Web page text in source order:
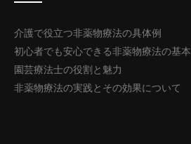
介護で役立つ非薬物療法の具体例
初心者でも安心できる非薬物療法の基本
園芸療法士の役割と魅力
非薬物療法の実践とその効果について